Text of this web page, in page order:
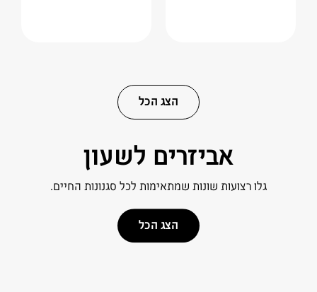
הצג הכל
אביזרים לשעון
גלו רצועות שונות שמתאימות לכל סגנונות החיים.
הצג הכל